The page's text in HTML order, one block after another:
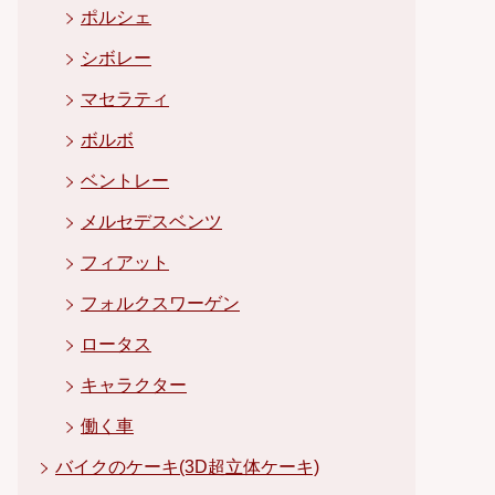
ポルシェ
シボレー
マセラティ
ボルボ
ベントレー
メルセデスベンツ
フィアット
フォルクスワーゲン
ロータス
キャラクター
働く車
バイクのケーキ(3D超立体ケーキ)